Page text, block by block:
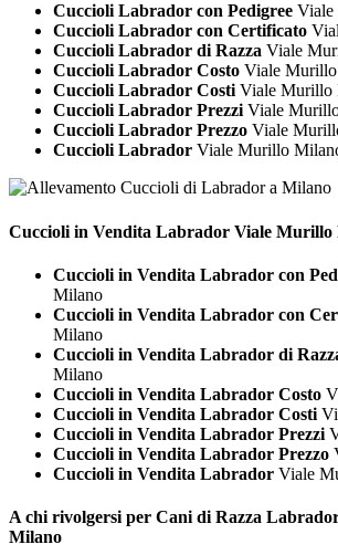
Cuccioli Labrador con Pedigree
Cuccioli Labrador con Certificato
Cuccioli Labrador di Razza Viale
Cuccioli Labrador Costo Viale
Cuccioli Labrador CostiViale Murillo
Cuccioli Labrador PrezziViale
Cuccioli Labrador Prezzo Viale
Cuccioli Labrador Viale Murillo
Cuccioli in Vendita Labrador Viale Murillo
Cuccioli in Vendita Labrador con
Milano
Cuccioli in Vendita Labrador con
Milano
Cuccioli in Vendita Labrador di
Milano
Cuccioli in Vendita Labrador Costo
Cuccioli in Vendita Labrador Costi
Cuccioli in Vendita Labrador Prezzi
Cuccioli in Vendita Labrador Prezzo
Cuccioli in Vendita Labrador Viale
A chi rivolgersi per Cani di Razza
Milano